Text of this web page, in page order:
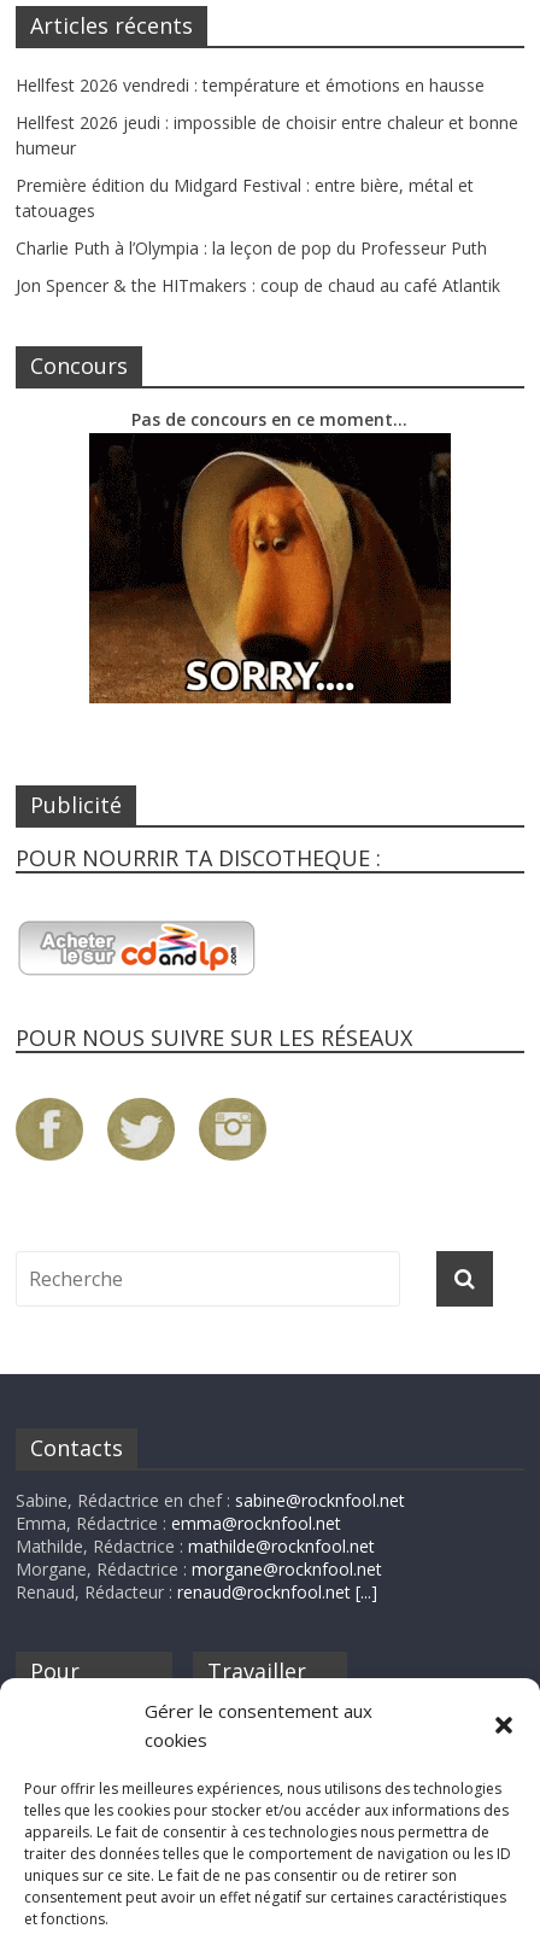
Gérer le consentement aux
cookies
Pour offrir les meilleures expériences, nous utilisons des technologies
telles que les cookies pour stocker et/ou accéder aux informations des
appareils. Le fait de consentir à ces technologies nous permettra de
traiter des données telles que le comportement de navigation ou les ID
uniques sur ce site. Le fait de ne pas consentir ou de retirer son
consentement peut avoir un effet négatif sur certaines caractéristiques
et fonctions.
Articles récents
Hellfest 2026 vendredi : température et émotions en hausse
Hellfest 2026 jeudi : impossible de choisir entre chaleur et bonne
humeur
Première édition du Midgard Festival : entre bière, métal et
tatouages
Charlie Puth à l’Olympia : la leçon de pop du Professeur Puth
Jon Spencer & the HITmakers : coup de chaud au café Atlantik
Concours
Pas de concours en ce moment…
Publicité
POUR NOURRIR TA DISCOTHEQUE :
POUR NOUS SUIVRE SUR LES RÉSEAUX
Contacts
Sabine, Rédactrice en chef : sabine@rocknfool.net
Emma, Rédactrice :emma@rocknfool.net
Mathilde, Rédactrice :mathilde@rocknfool.net
Morgane, Rédactrice :morgane@rocknfool.net
Renaud, Rédacteur :renaud@rocknfool.net [...]
Pour
discothèque
Travailler
Si tu souhaites
Rocknfool, n'hésite
pas à nous envoyer
tes chroniques de
concerts, de films,
séries ou des billets
d'humeur :